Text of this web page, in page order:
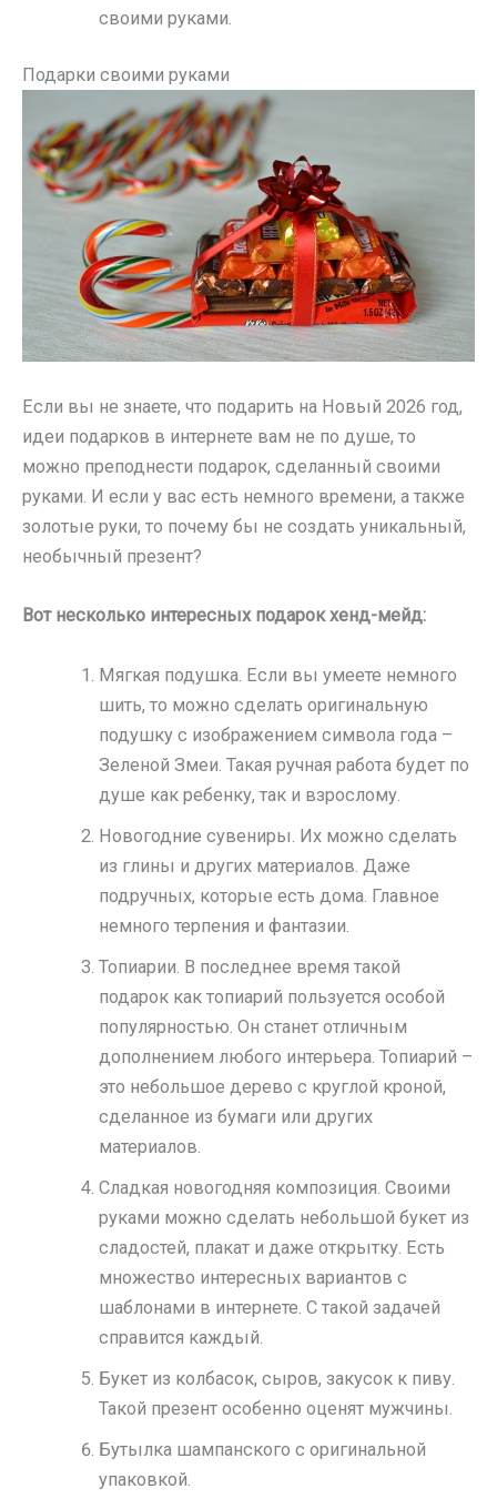
своими руками.
Подарки своими руками
Если вы не знаете, что подарить на Новый 2026 год,
идеи подарков в интернете вам не по душе, то
можно преподнести подарок, сделанный своими
руками. И если у вас есть немного времени, а также
золотые руки, то почему бы не создать уникальный,
необычный презент?
Вот несколько интересных подарок хенд-мейд:
Мягкая подушка. Если вы умеете немного
шить, то можно сделать оригинальную
подушку с изображением символа года –
Зеленой Змеи. Такая ручная работа будет по
душе как ребенку, так и взрослому.
Новогодние сувениры. Их можно сделать
из глины и других материалов. Даже
подручных, которые есть дома. Главное
немного терпения и фантазии.
Топиарии. В последнее время такой
подарок как топиарий пользуется особой
популярностью. Он станет отличным
дополнением любого интерьера. Топиарий –
это небольшое дерево с круглой кроной,
сделанное из бумаги или других
материалов.
Сладкая новогодняя композиция. Своими
руками можно сделать небольшой букет из
сладостей, плакат и даже открытку. Есть
множество интересных вариантов с
шаблонами в интернете. С такой задачей
справится каждый.
Букет из колбасок, сыров, закусок к пиву.
Такой презент особенно оценят мужчины.
Бутылка шампанского с оригинальной
упаковкой.